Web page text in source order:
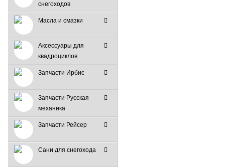
снегоходов
Масла и смазки
Аксессуары для
квадроциклов
Запчасти Ирбис
Запчасти Русская
механика
Запчасти Рейсер
Сани для снегохода